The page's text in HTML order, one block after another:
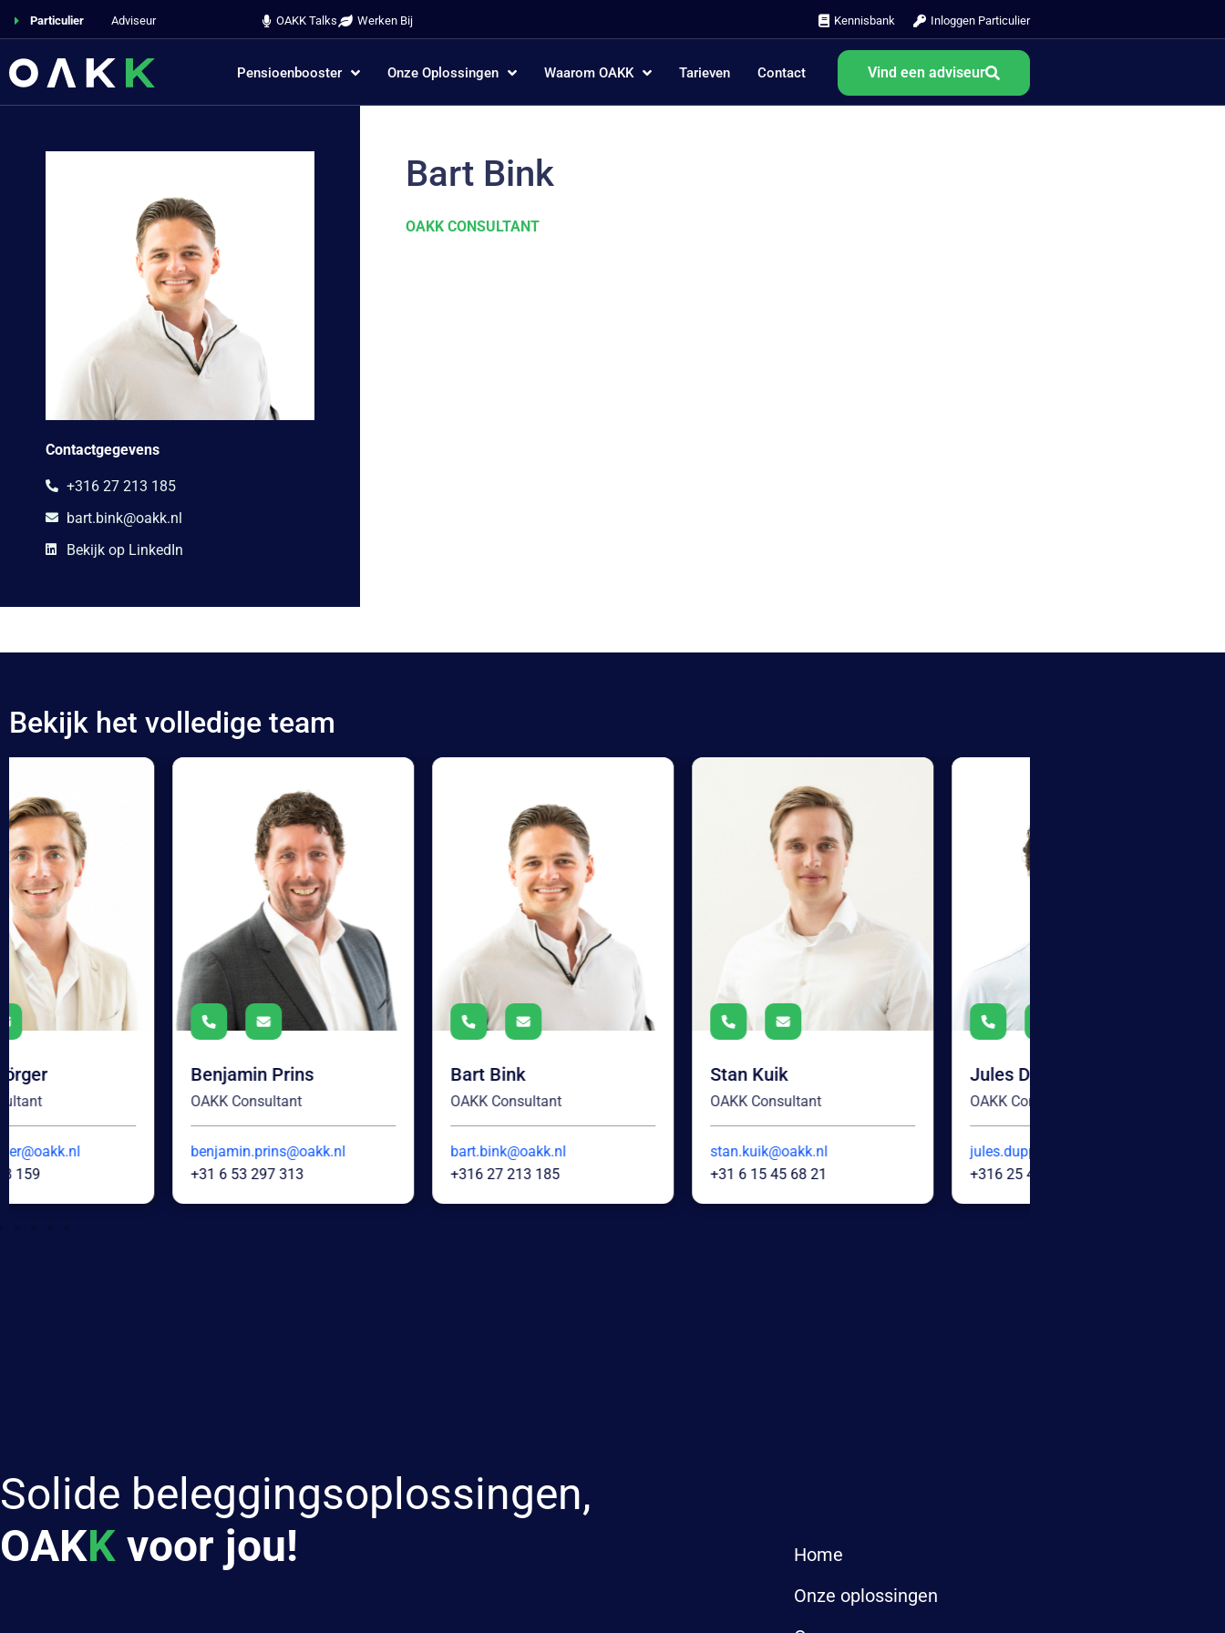
Particulier Adviseur OAKK Talks Werken Bij Kennisbank Inloggen Particulier
Pensioenbooster Onze Oplossingen Waarom OAKK Tarieven Contact Vind een adviseur
Contactgegevens
+316 27 213 185
bart.bink@oakk.nl
Bekijk op LinkedIn
Bart Bink
OAKK CONSULTANT
Bekijk het volledige team
Benjamin Prins
OAKK Consultant
benjamin.prins@oakk.nl
+31 6 53 297 313
Bart Bink
OAKK Consultant
bart.bink@oakk.nl
+316 27 213 185
OAKK Consultant
stan.kuik@oakk.nl
+31 6 15 45 68 21
OAKK Consultant
jules.duppen@oakk.nl
+316 25 493 307
Solide beleggingsoplossingen,
OAKK voor jou!
Home
Onze oplossingen